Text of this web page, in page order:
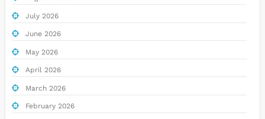
July 2026
June 2026
May 2026
April 2026
March 2026
February 2026